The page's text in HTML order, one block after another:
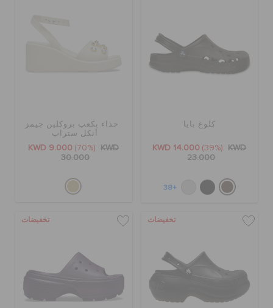
تحديد موقع المتجر
الطلبيات المرتجعة
خدمة العملاء
كلوغ بايا
KWD 14.000 (39%)
KWD
23.000
+38
حذاء بكعب بروكلين جيمز
أنكل ستراب
KWD 9.000 (70%)
KWD
30.000
تخفيضات تخفيضات